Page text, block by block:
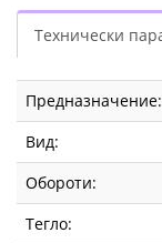
Технически
Предназначение:
Вид:
Обороти:
Тегло: